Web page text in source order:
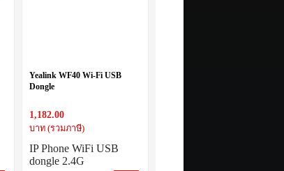
Yealink WF40 Wi-Fi USB
Dongle
1,182.00
บาท (รวมภาษี)
IP Phone WiFi USB
dongle 2.4G